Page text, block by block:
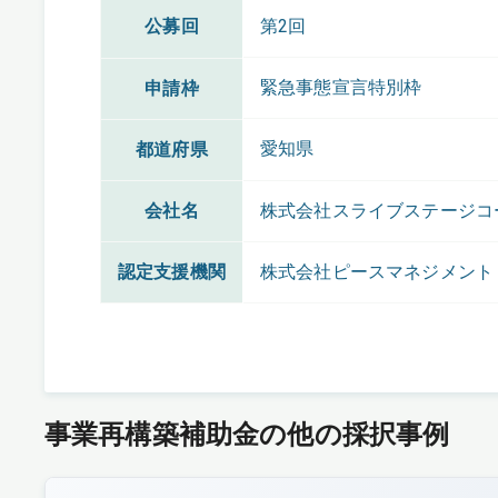
公募回 第2回
申請枠 緊急事態宣言特別枠
都道府県 愛知県
会社名 株式会社スライブステージ
認定支援機関 株式会社ピースマネジメント
事業再構築補助金の他の採択事例